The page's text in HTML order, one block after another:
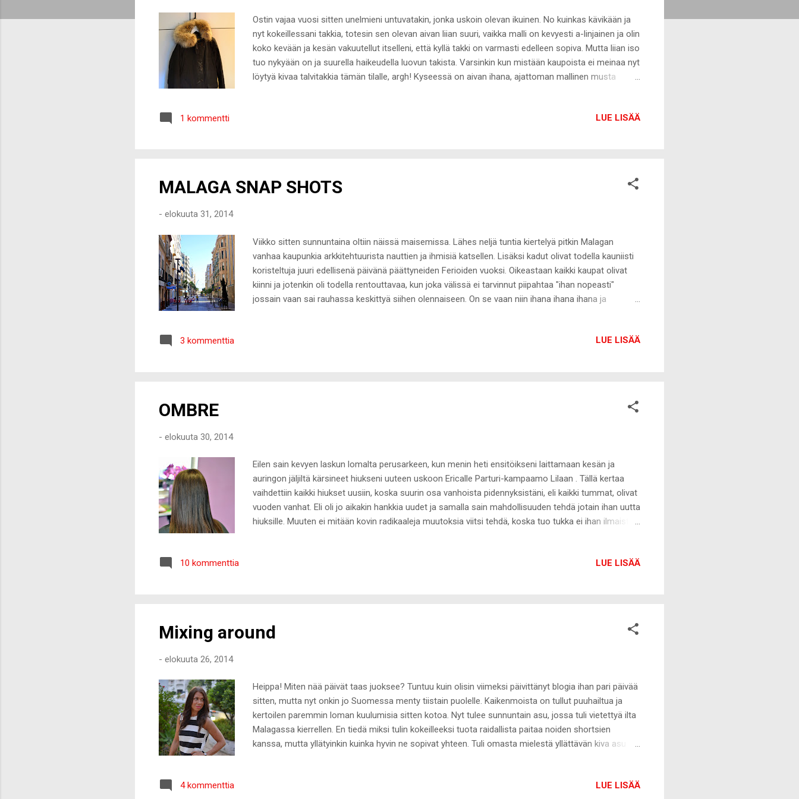
Ostin vajaa vuosi sitten unelmieni untuvatakin, jonka uskoin olevan ikuinen. No kuinkas kävikään ja
nyt kokeillessani takkia, totesin sen olevan aivan liian suuri, vaikka malli on kevyesti a-linjainen ja olin
koko kevään ja kesän vakuutellut itselleni, että kyllä takki on varmasti edelleen sopiva. Mutta liian iso
tuo nykyään on ja suurella haikeudella luovun takista. Varsinkin kun mistään kaupoista ei meinaa nyt
löytyä kivaa talvitakkia tämän tilalle, argh! Kyseessä on aivan ihana, ajattoman mallinen musta
uudenveroisessa kunnossa, ainoastaan hihan resorien sisäpuolilla näkyy käytönjälkiä nukkana sekä
1 kommentti LUE LISÄÄ
MALAGA SNAP SHOTS
- elokuuta 31, 2014
Viikko sitten sunnuntaina oltiin näissä maisemissa. Lähes neljä tuntia kiertelyä pitkin Malagan
vanhaa kaupunkia arkkitehtuurista nauttien ja ihmisiä katsellen. Lisäksi kadut olivat todella kauniisti
koristeltuja juuri edellisenä päivänä päättyneiden Ferioiden vuoksi. Oikeastaan kaikki kaupat olivat
kiinni ja jotenkin oli todella rentouttavaa, kun joka välissä ei tarvinnut piipahtaa "ihan nopeasti"
jossain vaan sai rauhassa keskittyä siihen olennaiseen. On se vaan niin ihana ihana ihana ja
3 kommenttia LUE LISÄÄ
OMBRE
- elokuuta 30, 2014
Eilen sain kevyen laskun lomalta perusarkeen, kun menin heti ensitöikseni laittamaan kesän ja
auringon jäljiltä kärsineet hiukseni uuteen uskoon Ericalle Parturi-kampaamo Lilaan . Tällä kertaa
vaihdettiin kaikki hiukset uusiin, koska suurin osa vanhoista pidennyksistäni, eli kaikki tummat, olivat
vuoden vanhat. Eli oli jo aikakin hankkia uudet ja samalla sain mahdollisuuden tehdä jotain ihan uutta
hiuksille. Muuten ei mitään kovin radikaaleja muutoksia viitsi tehdä, koska tuo tukka ei ihan ilmaista
tukasta sävytettiin KC Luxima-kiiltosävytteellä. Emme olleet oman tukan pituuksia värjänneet
10 kommenttia LUE LISÄÄ
Mixing around
- elokuuta 26, 2014
Heippa! Miten nää päivät taas juoksee? Tuntuu kuin olisin viimeksi päivittänyt blogia ihan pari päivää
sitten, mutta nyt onkin jo Suomessa menty tiistain puolelle. Kaikenmoista on tullut puuhailtua ja
kertoilen paremmin loman kuulumisia sitten kotoa. Nyt tulee sunnuntain asu, jossa tuli vietettyä ilta
Malagassa kierrellen. En tiedä miksi tulin kokeilleeksi tuota raidallista paitaa noiden shortsien
kanssa, mutta yllätyinkin kuinka hyvin ne sopivat yhteen. Tuli omasta mielestä yllättävän kiva asu :-)
4 kommenttia
LUE LISÄÄ